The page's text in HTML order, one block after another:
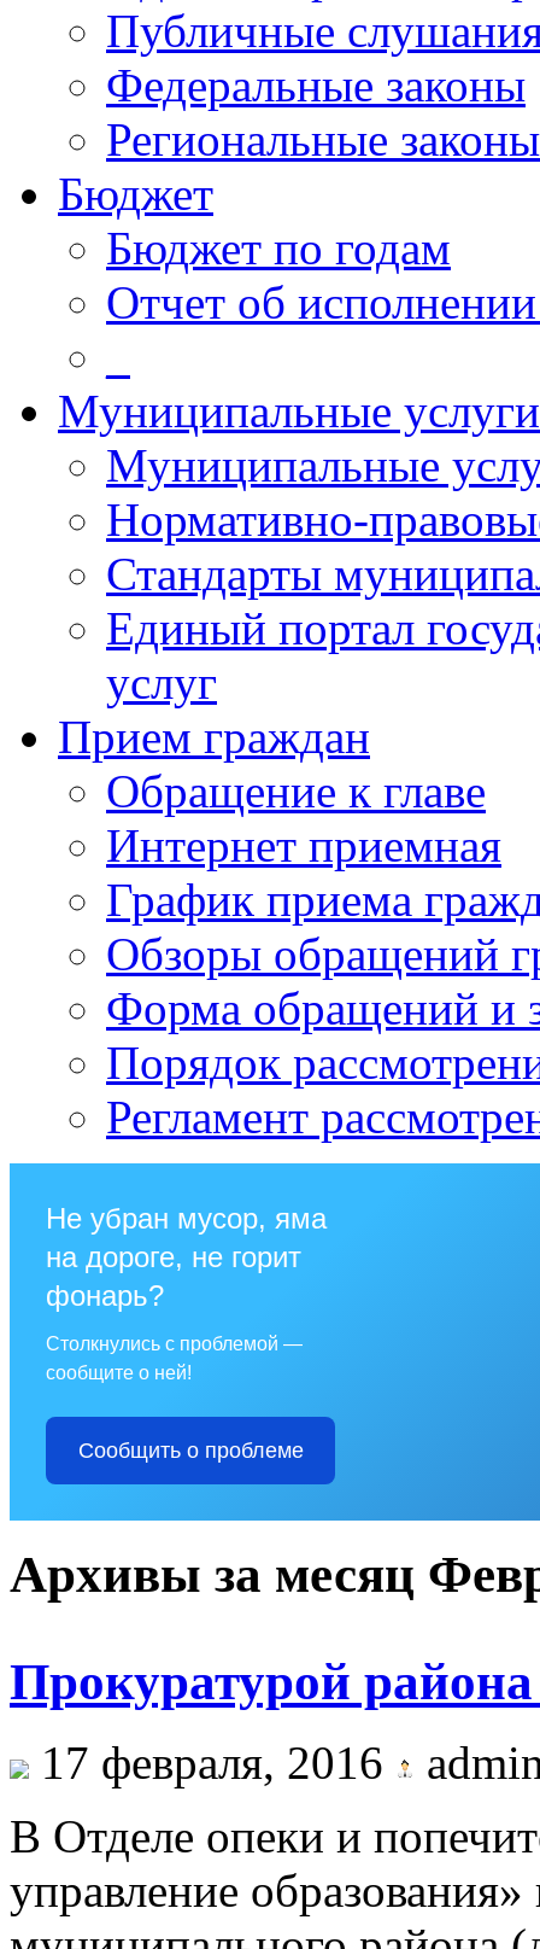
Публичные
Федеральные законы
Региональные законы
Бюджет
Бюджет по годам
Отчет об
Муниципальные услуги
Муниципальные
Нормативно-
Стандарты
Единый портал
услуг
Прием граждан
Обращение к главе
Интернет приемная
График приема
Обзоры обращений
Форма обращений и
Порядок
Регламент
Не убран мусор, яма
на дороге, не горит
фонарь?
Столкнулись с проблемой —
сообщите о ней!
Сообщить о проблеме
Архивы за месяц
Прокуратурой
17 февраля, 2016
В Отделе опеки и
управление